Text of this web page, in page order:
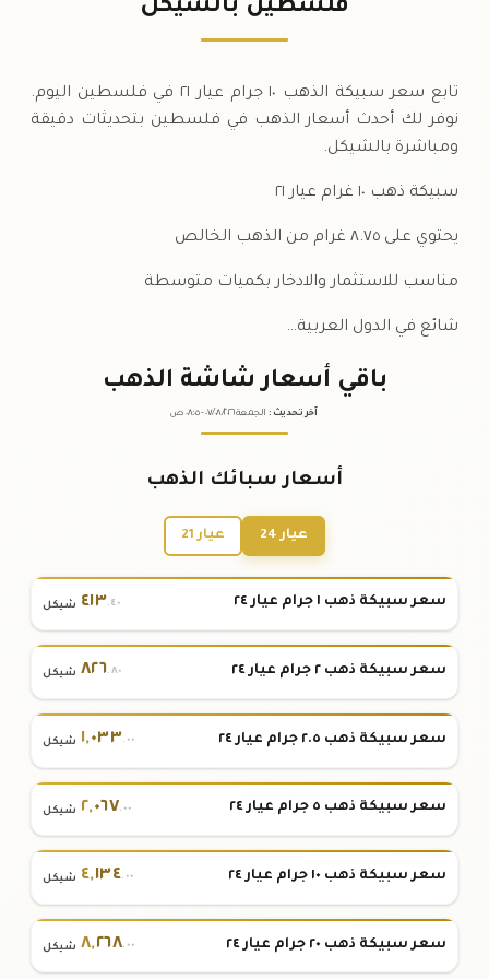
فلسطين بالشيكل
تابع سعر سبيكة الذهب ١٠ جرام عيار ٢١ في فلسطين اليوم.
نوفر لك أحدث أسعار الذهب في فلسطين بتحديثات دقيقة
ومباشرة بالشيكل.
سبيكة ذهب ١٠ غرام عيار ٢١
يحتوي على ٨.٧٥ غرام من الذهب الخالص
مناسب للاستثمار والادخار بكميات متوسطة
شائع في الدول العربية…
باقي أسعار شاشة الذهب
آخر تحديث : الجمعة ٠٧ /٠٨/٢٠٢٦ - ٠٨:٠٥ ص
أسعار سبائك الذهب
عيار 24 عيار 21
سعر سبيكة ذهب ١ جرام عيار ٢٤ ٤١٣.٤٠ شيكل
سعر سبيكة ذهب ٢ جرام عيار ٢٤ ٨٢٦.٨٠ شيكل
سعر سبيكة ذهب ٢.٥ جرام عيار ٢٤ ١,٠٣٣.٠٠ شيكل
سعر سبيكة ذهب ٥ جرام عيار ٢٤ ٢,٠٦٧.٠٠ شيكل
سعر سبيكة ذهب ١٠ جرام عيار ٢٤ ٤,١٣٤.٠٠ شيكل
سعر سبيكة ذهب ٢٠ جرام عيار ٢٤ ٨,٢٦٨.٠٠ شيكل